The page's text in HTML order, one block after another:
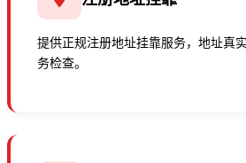
提供正规注册地址挂靠服务，地址真
务检查。